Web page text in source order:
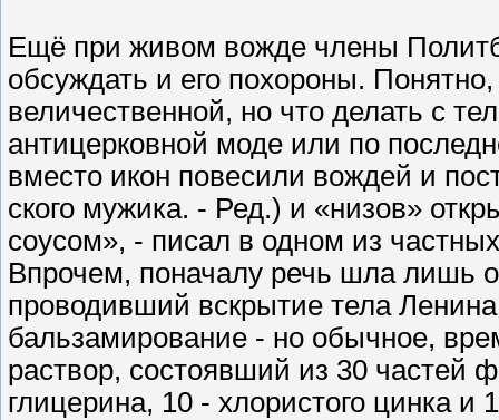
Ещё при живом вожде члены
обсуждать и его похороны.
величественной, но что делать с
антицерковной моде или по
вместо икон повесили вождей и
ского мужика. - Ред.) и «низов»
соусом», - писал в одном из
Впрочем, поначалу речь шла лишь
проводивший вскрытие тела
бальзамирование - но обычное,
раствор, состоявший из 30 частей
глицерина, 10 - хлористого цинка и